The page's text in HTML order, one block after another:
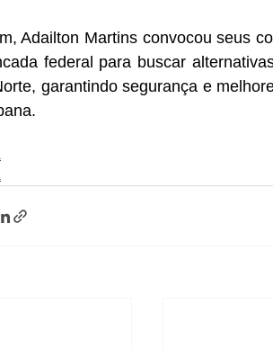
Adailton Martins convocou seus
federal para buscar
garantindo segurança e